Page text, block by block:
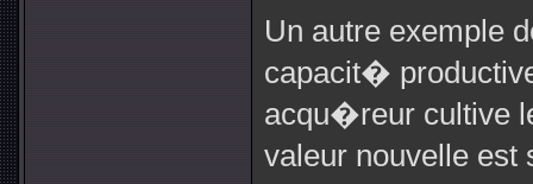
Un autre exemple
capacit�
acqu�reur cultive
valeur nouvelle